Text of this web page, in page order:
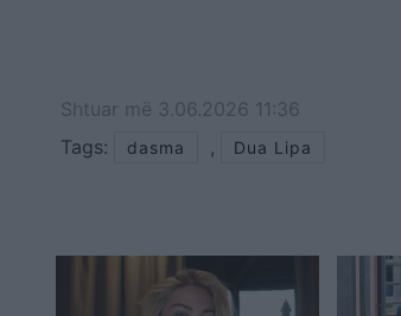
Shtuar më 3.06.2026 11:36
Tags:
dasma , Dua Lipa